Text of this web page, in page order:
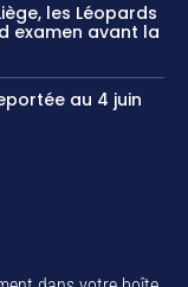
les Léopards
examen avant la
au 4 juin